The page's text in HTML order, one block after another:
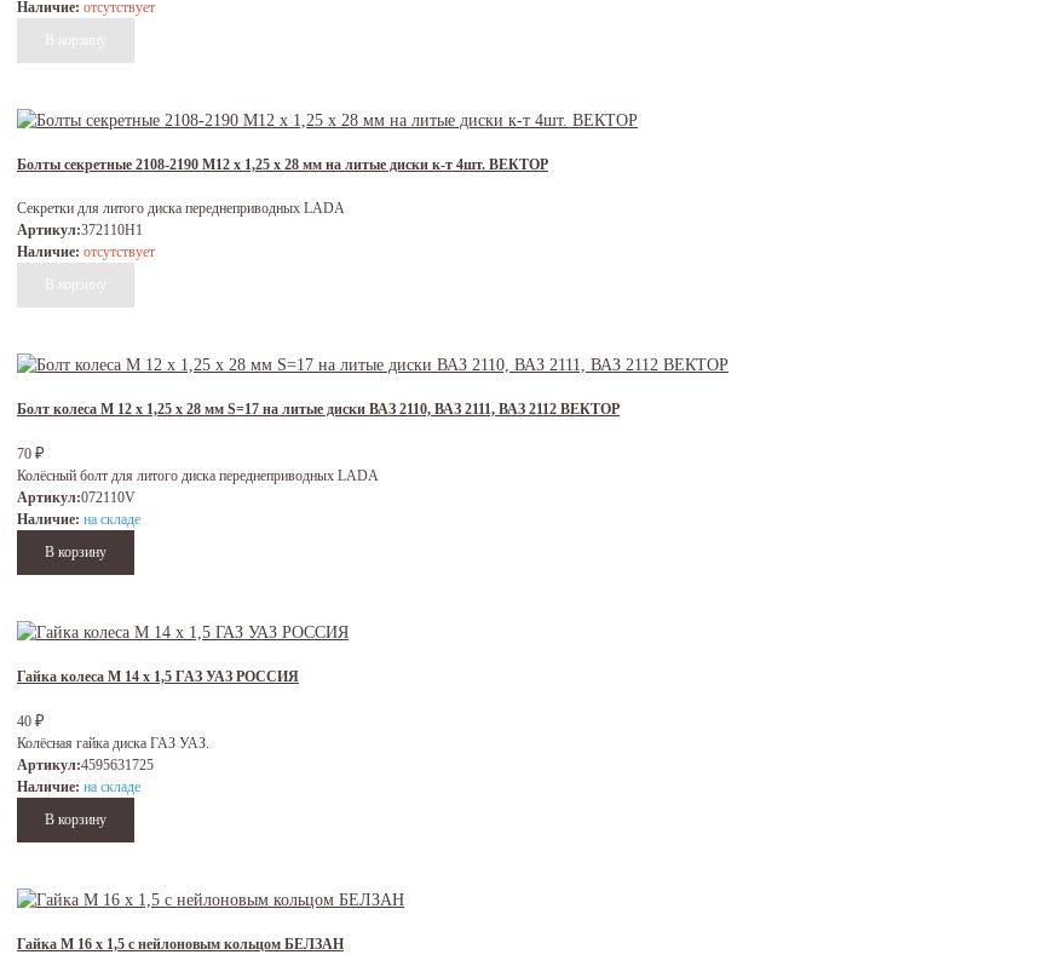
Наличие: отсутствует
Болты секретные 2108-2190 М12 х 1,25 х 28 мм на литые диски к-т 4шт. ВЕКТОР
Секретки для литого диска переднеприводных LADA
Артикул:372110H1
Наличие: отсутствует
Болт колеса М 12 х 1,25 х 28 мм S=17 на литые диски ВАЗ 2110, ВАЗ 2111, ВАЗ 2112 ВЕКТОР
70 ₽
Колёсный болт для литого диска переднеприводных LADA
Артикул:072110V
Наличие: на складе
Гайка колеса М 14 х 1,5 ГАЗ УАЗ РОССИЯ
40 ₽
Колёсная гайка диска ГАЗ УАЗ.
Артикул:4595631725
Наличие: на складе
Гайка М 16 х 1,5 с нейлоновым кольцом БЕЛЗАН